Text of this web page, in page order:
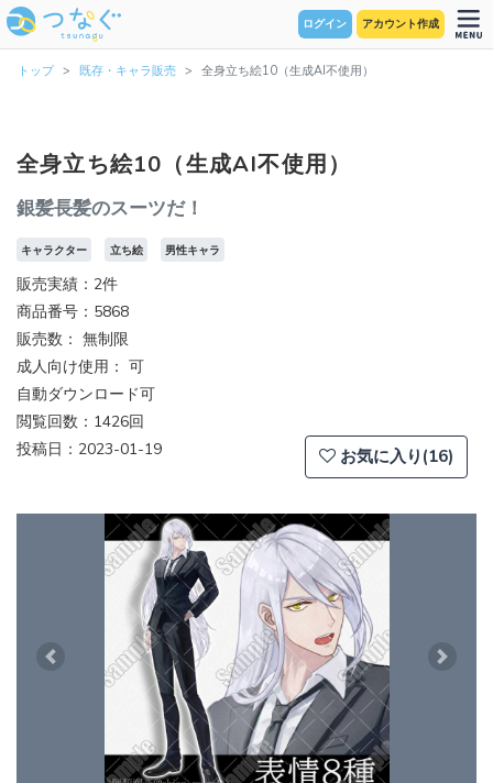
ログイン アカウント作成
トップ 既存・キャラ販売 全身立ち絵10（生成AI不使用）
全身立ち絵10（生成AI不使用）
銀髪長髪のスーツだ！
キャラクター 立ち絵 男性キャラ
販売実績：2件
商品番号：5868
販売数： 無制限
成人向け使用： 可
自動ダウンロード可
閲覧回数：1426回
投稿日：2023-01-19
お気に入り(16)
Previous Next